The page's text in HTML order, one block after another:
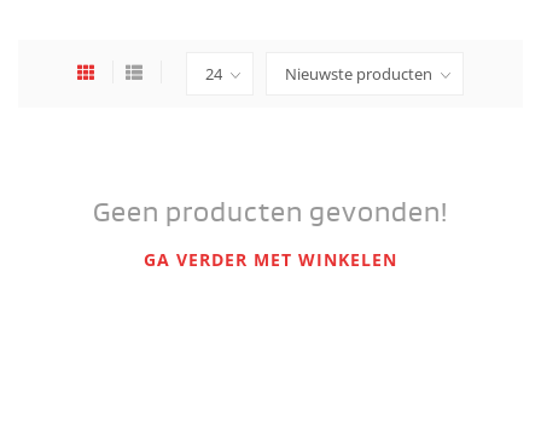
Geen producten gevonden!
GA VERDER MET WINKELEN